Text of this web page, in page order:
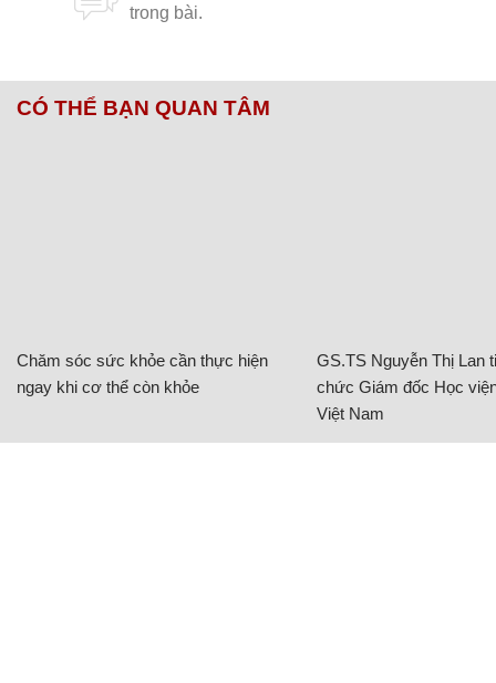
CÓ THỂ BẠN QUAN TÂM
Chăm sóc sức khỏe cần thực hiện
ngay khi cơ thể còn khỏe
GS.TS Nguyễn Thị Lan
chức Giám đốc Học
Việt Nam